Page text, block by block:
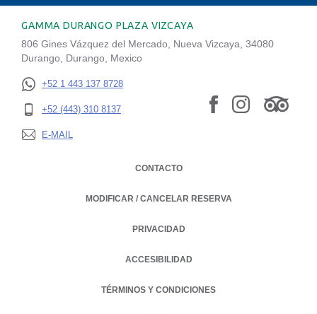
GAMMA DURANGO PLAZA VIZCAYA
806 Gines Vázquez del Mercado, Nueva Vizcaya, 34080
Durango, Durango, Mexico
+52 1 443 137 8728
+52 (443) 310 8137
E-MAIL
CONTACTO
MODIFICAR / CANCELAR RESERVA
PRIVACIDAD
OPENS IN A NEW TAB.
ACCESIBILIDAD
TÉRMINOS Y CONDICIONES